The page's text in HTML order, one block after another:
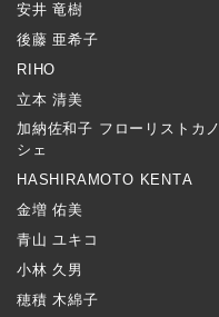
安井 竜樹
後藤 亜希子
RIHO
立本 清美
加納佐和子 フローリストカノ
シェ
HASHIRAMOTO KENTA
金増 佑美
青山 ユキコ
小林 久男
穂積 木綿子